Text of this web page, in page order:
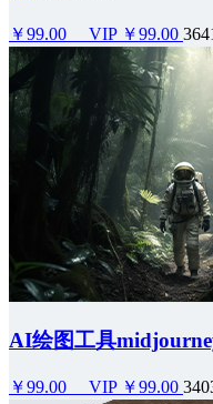
￥99.00 VIP ￥99.00
AI绘图工具
￥99.00 VIP ￥99.00